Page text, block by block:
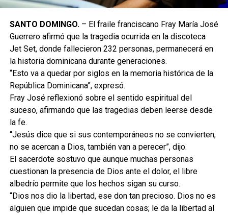
SANTO DOMINGO.– El fraile franciscano Fray María José
Guerrero afirmó que la tragedia ocurrida en la discoteca
Jet Set, donde fallecieron 232 personas, permanecerá en
la historia dominicana durante generaciones.
“Esto va a quedar por siglos en la memoria histórica de la
República Dominicana”, expresó.
Fray José reflexionó sobre el sentido espiritual del
suceso, afirmando que las tragedias deben leerse desde
la fe.
“Jesús dice que si sus contemporáneos no se convierten,
no se acercan a Dios, también van a perecer”, dijo.
El sacerdote sostuvo que aunque muchas personas
cuestionan la presencia de Dios ante el dolor, el libre
albedrío permite que los hechos sigan su curso.
“Dios nos dio la libertad, ese don tan precioso. Dios no es
alguien que impide que sucedan cosas; le da la libertad al